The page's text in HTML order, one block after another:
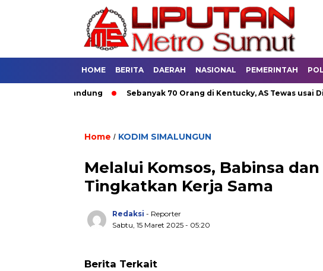
HOME BERITA DAERAH NASIONAL PEMERINTAH
Umum di Bandung Sebanyak 70 Orang di Kentucky, AS Tewas usai
Home / KODIM SIMALUNGUN
Melalui Komsos, Babinsa
Tingkatkan Kerja Sama
Redaksi - Reporter
Sabtu, 15 Maret 2025 - 05:20
Berita Terkait